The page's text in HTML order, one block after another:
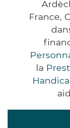
France,
la